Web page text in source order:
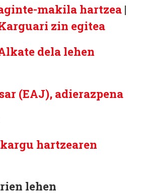
makila hartzea |
zin egitea
dela lehen
(EAJ), adierazpena
hartzearen
lehen